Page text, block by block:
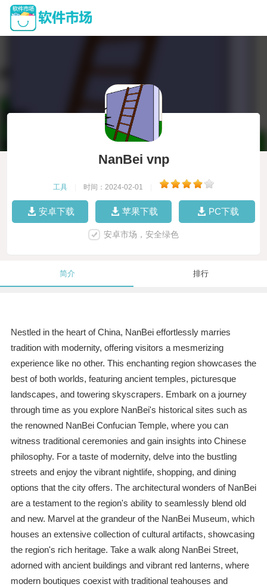
NanBei vnp
工具 时间：2024-02-01
安卓下载 苹果下载 PC下载
安卓市场，安全绿色
简介 排行
Nestled in the heart of China, NanBei effortlessly marries
tradition with modernity, offering visitors a mesmerizing
experience like no other. This enchanting region showcases the
best of both worlds, featuring ancient temples, picturesque
landscapes, and towering skyscrapers. Embark on a journey
through time as you explore NanBei's historical sites such as
the renowned NanBei Confucian Temple, where you can
witness traditional ceremonies and gain insights into Chinese
philosophy. For a taste of modernity, delve into the bustling
streets and enjoy the vibrant nightlife, shopping, and dining
options that the city offers. The architectural wonders of NanBei
are a testament to the region's ability to seamlessly blend old
and new. Marvel at the grandeur of the NanBei Museum, which
houses an extensive collection of cultural artifacts, showcasing
the region's rich heritage. Take a walk along NanBei Street,
adorned with ancient buildings and vibrant red lanterns, where
modern boutiques coexist with traditional teahouses and